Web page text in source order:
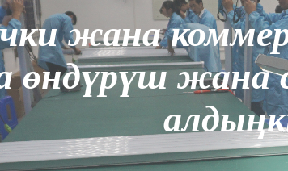
жана
өндүрүш жана